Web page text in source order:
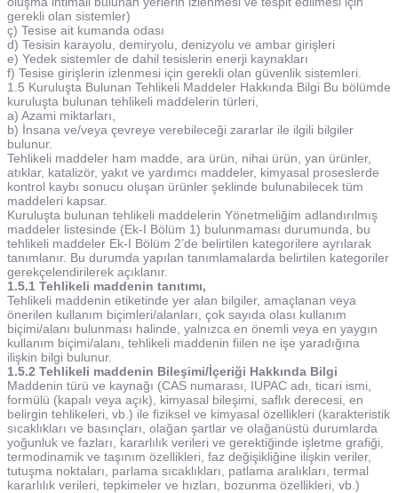
gerekli olan sistemler)
ç) Tesise ait kumanda odası
d) Tesisin karayolu, demiryolu, denizyolu ve ambar girişleri
e) Yedek sistemler de dahil tesislerin enerji kaynakları
f) Tesise girişlerin izlenmesi için gerekli olan güvenlik sistemleri.
1.5 Kuruluşta Bulunan Tehlikeli Maddeler Hakkında Bilgi Bu bölümde
kuruluşta bulunan tehlikeli maddelerin türleri,
a) Azami miktarları,
b) İnsana ve/veya çevreye verebileceği zararlar ile ilgili bilgiler
bulunur.
Tehlikeli maddeler ham madde, ara ürün, nihai ürün, yan ürünler,
atıklar, katalizör, yakıt ve yardımcı maddeler, kimyasal proseslerde
kontrol kaybı sonucu oluşan ürünler şeklinde bulunabilecek tüm
maddeleri kapsar.
Kuruluşta bulunan tehlikeli maddelerin Yönetmeliğim adlandırılmış
maddeler listesinde (Ek-I Bölüm 1) bulunmaması durumunda, bu
tehlikeli maddeler Ek-I Bölüm 2’de belirtilen kategorilere ayrılarak
tanımlanır. Bu durumda yapılan tanımlamalarda belirtilen kategoriler
gerekçelendirilerek açıklanır.
1.5.1 Tehlikeli maddenin tanıtımı,
Tehlikeli maddenin etiketinde yer alan bilgiler, amaçlanan veya
önerilen kullanım biçimleri/alanları, çok sayıda olası kullanım
biçimi/alanı bulunması halinde, yalnızca en önemli veya en yaygın
kullanım biçimi/alanı, tehlikeli maddenin fiilen ne işe yaradığına
ilişkin bilgi bulunur.
1.5.2 Tehlikeli maddenin Bileşimi/İçeriği Hakkında Bilgi
Maddenin türü ve kaynağı (CAS numarası, IUPAC adı, ticari ismi,
formülü (kapalı veya açık), kimyasal bileşimi, saflık derecesi, en
belirgin tehlikeleri, vb.) ile fiziksel ve kimyasal özellikleri (karakteristik
sıcaklıkları ve basınçları, olağan şartlar ve olağanüstü durumlarda
yoğunluk ve fazları, kararlılık verileri ve gerektiğinde işletme grafiği,
termodinamik ve taşınım özellikleri, faz değişikliğine ilişkin veriler,
tutuşma noktaları, parlama sıcaklıkları, patlama aralıkları, termal
kararlılık verileri, tepkimeler ve hızları, bozunma özellikleri, vb.)